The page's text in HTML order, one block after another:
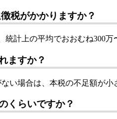
税がかかりますか？
計上の平均でおおむね300
ますか？
い場合は、本税の不足額が
くらいですか？